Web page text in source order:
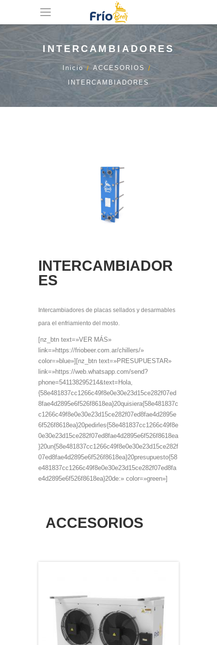
INTERCAMBIADORES
Inicio
ACCESORIOS
INTERCAMBIADORES
INTERCAMBIADOR
ES
Intercambiadores de placas sellados y desarmables
para el enfriamiento del mosto.
[nz_btn text=»VER MÁS»
link=»https://friobeer.com.ar/chillers/»
color=»blue»][nz_btn text=»PRESUPUESTAR»
link=»https://web.whatsapp.com/send?
phone=541138295214&text=Hola,
{58e481837cc1266c49f8e0e30e23d15ce282f07ed
8fae4d2895e6f526f8618ea}20quisiera{58e481837c
c1266c49f8e0e30e23d15ce282f07ed8fae4d2895e
6f526f8618ea}20pedirles{58e481837cc1266c49f8e
0e30e23d15ce282f07ed8fae4d2895e6f526f8618ea
}20un{58e481837cc1266c49f8e0e30e23d15ce282f
07ed8fae4d2895e6f526f8618ea}20presupuesto{58
e481837cc1266c49f8e0e30e23d15ce282f07ed8fa
e4d2895e6f526f8618ea}20de:» color=»green»]
ACCESORIOS